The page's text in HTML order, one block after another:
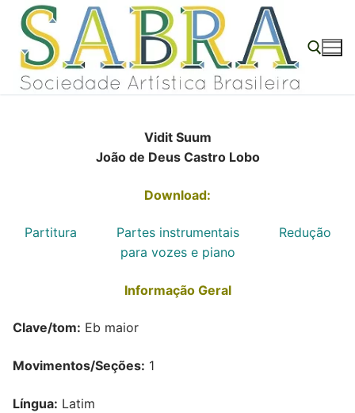
Pular
para
conteúdo
Vidit Suum
João de Deus Castro Lobo
Download:
Partitura Partes instrumentais
Redução
para vozes e piano
Informação Geral
Clave/tom: Eb maior
Movimentos/Seções: 1
Língua: Latim